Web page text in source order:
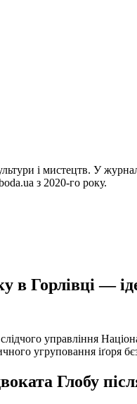
і мистецтв. У
з 2020-го року.
Горлівці —
управління
угруповання іґоря
Глобу